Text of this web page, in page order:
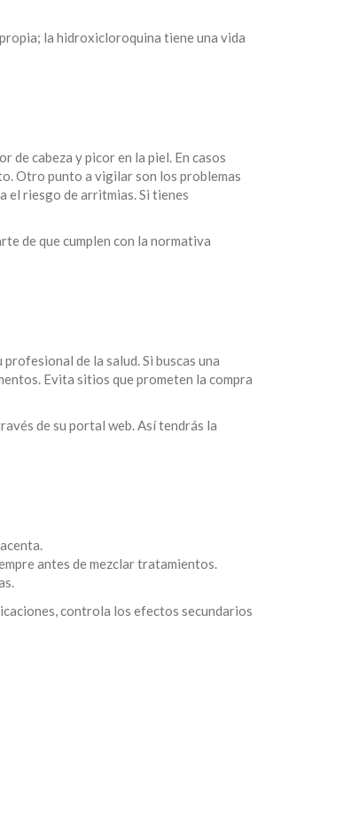
la hidroxicloroquina tiene una vida
de cabeza y picor en la piel. En casos
Otro punto a vigilar son los problemas
el riesgo de arritmias. Si tienes
de que cumplen con la normativa
de la salud. Si buscas una
Evita sitios que prometen la compra
de su portal web. Así tendrás la
antes de mezclar tratamientos.
controla los efectos secundarios